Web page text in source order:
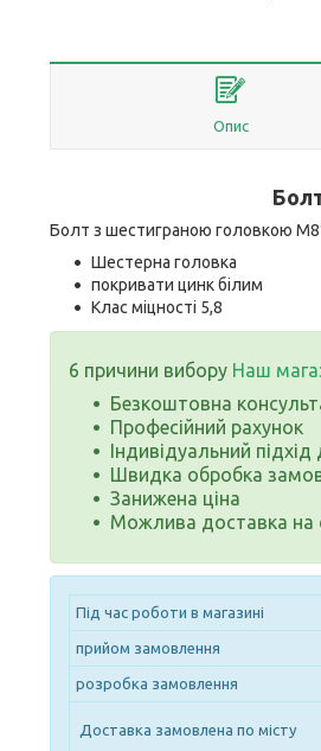
Опис
Болт з шестиграною головкою
Шестерна головка
покривати цинк білим
Клас міцності 5,8
6 причини вибору Наш
Безкоштовна
Професійний рахунок
Індивідуальний
Швидка обробка
Занижена ціна
Можлива доставка на
Під час роботи в магазині
прийом замовлення
розробка замовлення
Доставка замовлена по місту